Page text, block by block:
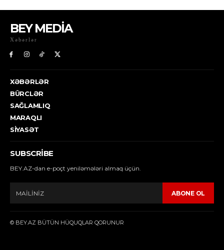
BEY MEDİA
Xəbərlər
XƏBƏRLƏR
BÜRCLƏR
SAĞLAMLIQ
MARAQLI
SIYASƏT
SUBSCRIBE
BEY.AZ-dan e-poçt yeniləmələri almaq üçün.
ABONE OL
© BEY.AZ BÜTÜN HÜQUQLAR QORUNUR